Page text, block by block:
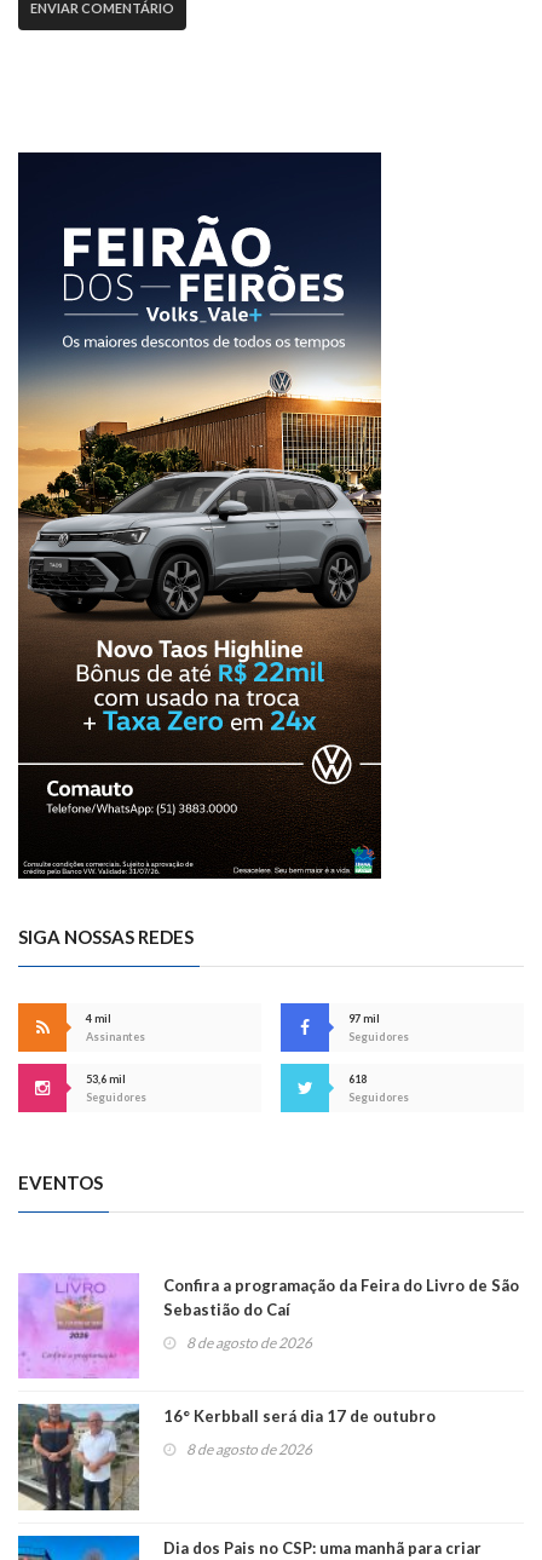
SIGA NOSSAS REDES
4 mil
Assinantes
97 mil
Seguidores
53,6 mil
Seguidores
618
Seguidores
EVENTOS
Confira a programação da Feira do Livro de São
Sebastião do Caí
8 de agosto de 2026
16° Kerbball será dia 17 de outubro
8 de agosto de 2026
Dia dos Pais no CSP: uma manhã para criar